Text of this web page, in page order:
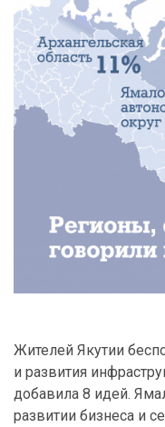
Жителей Якутии
и развития
добавила 8 идей.
развитии бизнеса и